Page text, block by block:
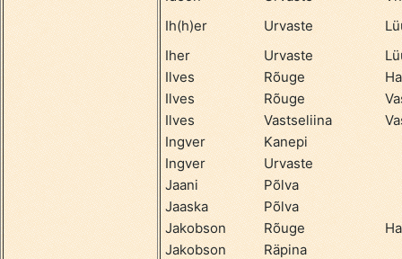
Ih(h)er
Urvaste
Iher
Urvaste
Ilves
Rõuge
Ilves
Rõuge
Ilves
Vastseliina
Ingver
Kanepi
Ingver
Urvaste
Jaani
Põlva
Jaaska
Põlva
Jakobson
Rõuge
Jakobson
Räpina